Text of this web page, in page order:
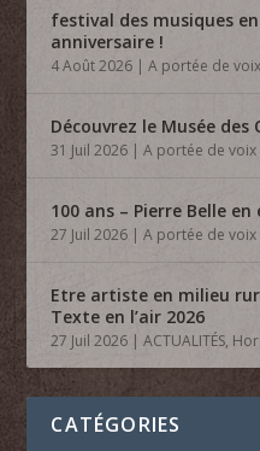
festival des musiques
anniversaire !
4 Août 2026 |A portée de voix
Découvrez le Musée des
31 Juil 2026 |A portée de voix
100 ans – Pierre Belle
27 Juil 2026 |A portée de voix
Etre artiste en milieu
Texte en l’air 2026
27 Juil 2026 |ACTUALITÉS,
CATÉGORIES